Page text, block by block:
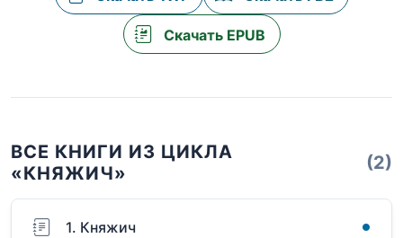
Скачать EPUB
ВСЕ КНИГИ ИЗ ЦИКЛА
«КНЯЖИЧ»
(2)
1. Княжич